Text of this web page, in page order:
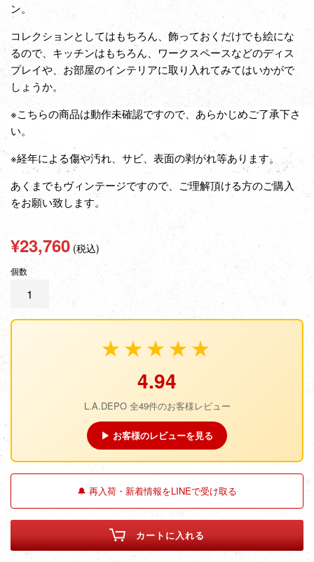
ン。
コレクションとしてはもちろん、飾っておくだけでも絵にな
るので、キッチンはもちろん、ワークスペースなどのディス
プレイや、お部屋のインテリアに取り入れてみてはいかがで
しょうか。
※こちらの商品は動作未確認ですので、あらかじめご了承下さ
い。
※経年による傷や汚れ、サビ、表面の剥がれ等あります。
あくまでもヴィンテージですので、ご理解頂ける方のご購入
をお願い致します。
通
常
価
¥23,760 (税込)
個数
★★★★★
4.94
L.A.DEPO 全49件のお客様レビュー
▶ お客様のレビューを見る
🔔 再入荷・新着情報をLINEで受け取る
カートに入れる